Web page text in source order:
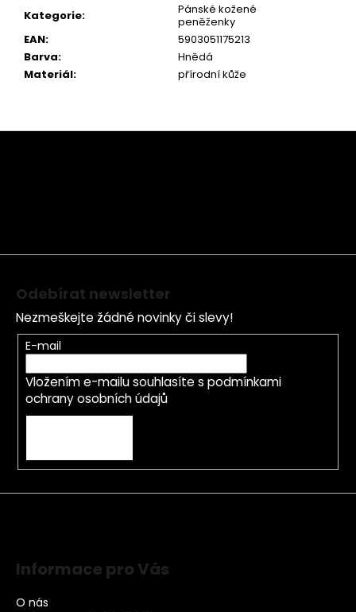
Kategorie:
Pánské kožené
peněženky
EAN:
5903051175213
Barva:
Hnědá
Materiál: přírodní kůže
Z
Odebírat newsletter
Nezmeškejte žádné novinky či slevy!
E-mail
Vložením e-mailu souhlasíte s podmínkami
ochrany osobních údajů
Informace pro Vás
O nás